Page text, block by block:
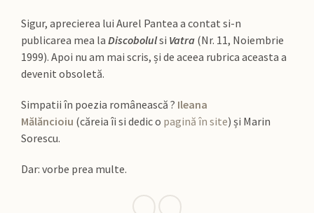
Sigur, aprecierea lui Aurel Pantea a contat si-n
publicarea mea la Discobolulsi Vatra (Nr. 11, Noiembrie
1999). Apoi nu am mai scris, și de aceea rubrica aceasta a
devenit obsoletă.
Simpatii în poezia românească ? Ileana
Mălăncioiu (căreia îi si dedic o pagină în site) și Marin
Sorescu.
Dar: vorbe prea multe.